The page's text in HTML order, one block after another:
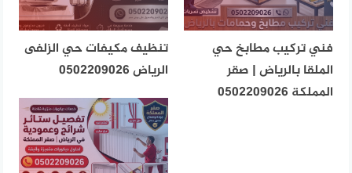
فني تركيب مطابخ حي
الملقا بالرياض | صقر
المملكة 0502209026
تنظيف مكيفات حي الزلفى
الرياض 0502209026